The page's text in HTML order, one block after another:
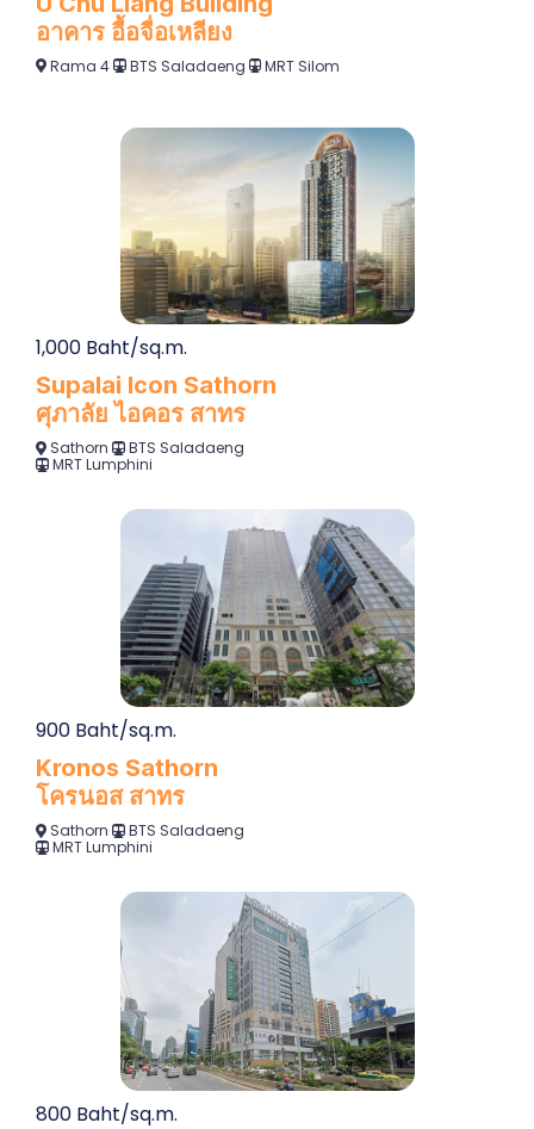
อาคาร อื้อจื่อเหลียง
Rama 4 BTS Saladaeng MRT Silom
1,000 Baht/sq.m.
Supalai Icon Sathorn
ศุภาลัย ไอคอร สาทร
Sathorn
BTS Saladaeng
MRT Lumphini
900 Baht/sq.m.
Kronos Sathorn
โครนอส สาทร
Sathorn
BTS Saladaeng
MRT Lumphini
800 Baht/sq.m.